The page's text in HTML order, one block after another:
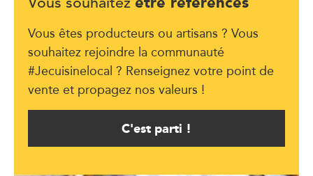
Vous souhaitez
Vous êtes producteurs ou artisans ? Vous
souhaitez rejoindre la communauté
#Jecuisinelocal ? Renseignez votre point de
vente et propagez nos valeurs !
C'est parti !